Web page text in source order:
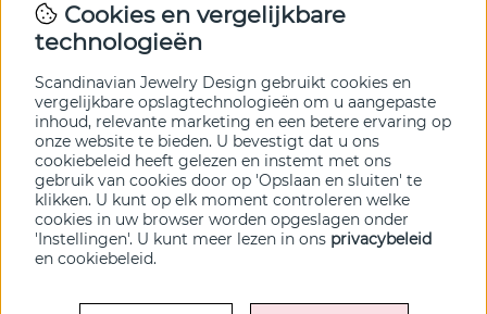
Met onze nieuwsbrief ben je als eerste op de hoogte van
nieuws en aanbiedingen. Meld je hieronder aan.
VERZENDEN
Cookies en vergelijkbare
technologieën
Scandinavian Jewelry Design gebruikt cookies en
vergelijkbare opslagtechnologieën om u aangepaste
inhoud, relevante marketing en een betere ervaring op
onze website te bieden. U bevestigt dat u ons
cookiebeleid heeft gelezen en instemt met ons
gebruik van cookies door op 'Opslaan en sluiten' te
klikken. U kunt op elk moment controleren welke
cookies in uw browser worden opgeslagen onder
'Instellingen'. U kunt meer lezen in ons privacybeleid
en cookiebeleid.